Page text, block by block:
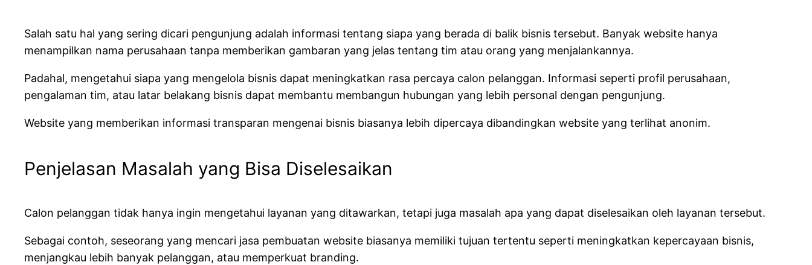
Salah satu hal yang sering dicari pengunjung adalah informasi tentang siapa yang berada di balik bisnis tersebut. Banyak website hanya
menampilkan nama perusahaan tanpa memberikan gambaran yang jelas tentang tim atau orang yang menjalankannya.
Padahal, mengetahui siapa yang mengelola bisnis dapat meningkatkan rasa percaya calon pelanggan. Informasi seperti profil perusahaan,
pengalaman tim, atau latar belakang bisnis dapat membantu membangun hubungan yang lebih personal dengan pengunjung.
Website yang memberikan informasi transparan mengenai bisnis biasanya lebih dipercaya dibandingkan website yang terlihat anonim.
Penjelasan Masalah yang Bisa Diselesaikan
Calon pelanggan tidak hanya ingin mengetahui layanan yang ditawarkan, tetapi juga masalah apa yang dapat diselesaikan oleh layanan tersebut.
Sebagai contoh, seseorang yang mencari jasa pembuatan website biasanya memiliki tujuan tertentu seperti meningkatkan kepercayaan bisnis,
menjangkau lebih banyak pelanggan, atau memperkuat branding.